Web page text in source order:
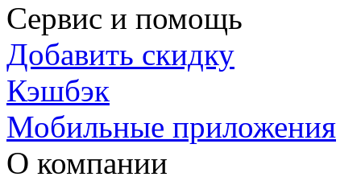
Сервис и помощь
Добавить скидку
Кэшбэк
Мобильные приложения
О компании